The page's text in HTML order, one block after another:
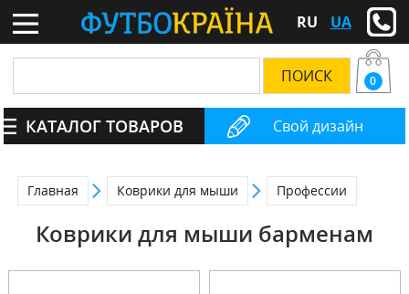
RU UA
Свой дизайн
0
КАТАЛОГ ТОВАРОВ
Главная Коврики для мыши Профессии
Коврики для мыши барменам